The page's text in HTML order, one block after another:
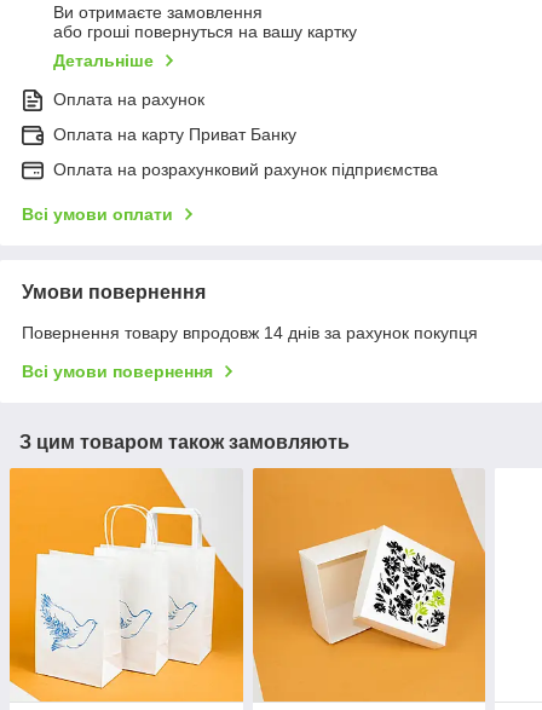
Ви отримаєте замовлення
або гроші повернуться на вашу картку
Детальніше
Оплата на рахунок
Оплата на карту Приват Банку
Оплата на розрахунковий рахунок підприємства
Всі умови оплати
Умови повернення
Повернення товару впродовж 14 днів за рахунок покупця
Всі умови повернення
З цим товаром також замовляють